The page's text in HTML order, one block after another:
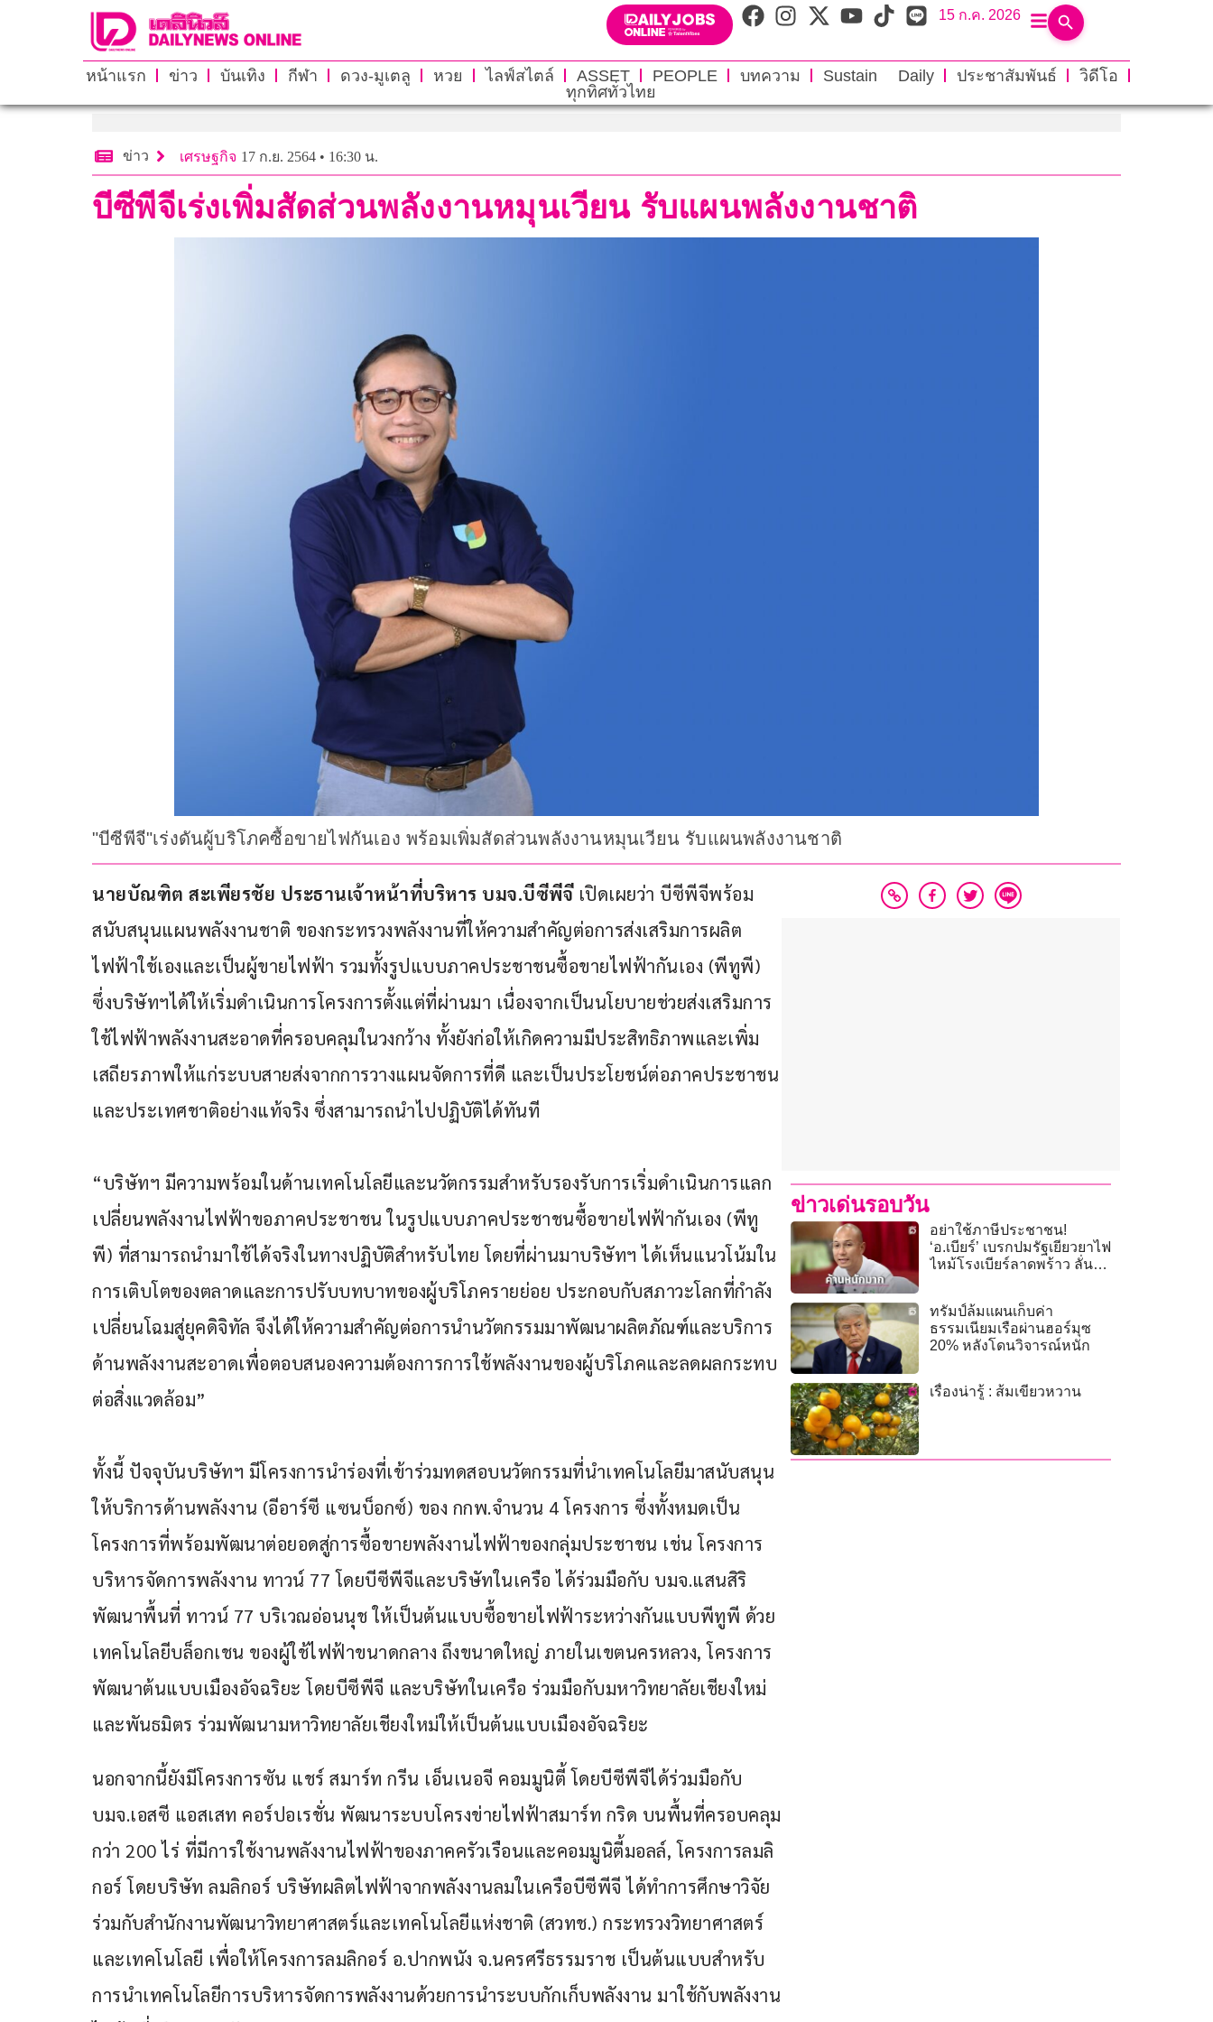
15 ก.ค. 2026
หน้าแรก ข่าว บันเทิง กีฬา ดวง-มูเตลู หวย ไลฟ์สไตล์ ASSET PEOPLE บทความ Sustain Daily ประชาสัมพันธ์
วิดีโอ
ทุกทิศทั่วไทย
ข่าว เศรษฐกิจ 17 ก.ย. 2564 • 16:30 น.
บีซีพีจีเร่งเพิ่มสัดส่วนพลังงานหมุนเวียน รับแผนพลังงานชาติ
"บีซีพีจี"เร่งดันผู้บริโภคซื้อขายไฟกันเอง พร้อมเพิ่มสัดส่วนพลังงานหมุนเวียน รับแผนพลังงานชาติ
นายบัณฑิต สะเพียรชัย ประธานเจ้าหน้าที่บริหาร บมจ.บีซีพีจี เปิดเผยว่า บีซีพีจีพร้อม
สนับสนุนแผนพลังงานชาติ ของกระทรวงพลังงานที่ให้ความสำคัญต่อการส่งเสริมการผลิต
ไฟฟ้าใช้เองและเป็นผู้ขายไฟฟ้า รวมทั้งรูปแบบภาคประชาชนซื้อขายไฟฟ้ากันเอง (พีทูพี)
ซึ่งบริษัทฯได้ให้เริ่มดำเนินการโครงการตั้งแต่ที่ผ่านมา เนื่องจากเป็นนโยบายช่วยส่งเสริมการ
ใช้ไฟฟ้าพลังงานสะอาดที่ครอบคลุมในวงกว้าง ทั้งยังก่อให้เกิดความมีประสิทธิภาพและเพิ่ม
เสถียรภาพให้แก่ระบบสายส่งจากการวางแผนจัดการที่ดี และเป็นประโยชน์ต่อภาคประชาชน
และประเทศชาติอย่างแท้จริง ซึ่งสามารถนำไปปฏิบัติได้ทันที
“บริษัทฯ มีความพร้อมในด้านเทคโนโลยีและนวัตกรรมสำหรับรองรับการเริ่มดำเนินการแลก
เปลี่ยนพลังงานไฟฟ้าขอภาคประชาชน ในรูปแบบภาคประชาชนซื้อขายไฟฟ้ากันเอง (พีทู
พี) ที่สามารถนำมาใช้ได้จริงในทางปฏิบัติสำหรับไทย โดยที่ผ่านมาบริษัทฯ ได้เห็นแนวโน้มใน
การเติบโตของตลาดและการปรับบทบาทของผู้บริโภครายย่อย ประกอบกับสภาวะโลกที่กำลัง
เปลี่ยนโฉมสู่ยุคดิจิทัล จึงได้ให้ความสำคัญต่อการนำนวัตกรรมมาพัฒนาผลิตภัณฑ์และบริการ
ด้านพลังงานสะอาดเพื่อตอบสนองความต้องการการใช้พลังงานของผู้บริโภคและลดผลกระทบ
ต่อสิ่งแวดล้อม”
ทั้งนี้ ปัจจุบันบริษัทฯ มีโครงการนำร่องที่เข้าร่วมทดสอบนวัตกรรมที่นำเทคโนโลยีมาสนับสนุน
ให้บริการด้านพลังงาน (อีอาร์ซี แซนบ็อกซ์) ของ กกพ.จำนวน 4 โครงการ ซึ่งทั้งหมดเป็น
โครงการที่พร้อมพัฒนาต่อยอดสู่การซื้อขายพลังงานไฟฟ้าของกลุ่มประชาชน เช่น โครงการ
บริหารจัดการพลังงาน ทาวน์ 77 โดยบีซีพีจีและบริษัทในเครือ ได้ร่วมมือกับ บมจ.แสนสิริ
พัฒนาพื้นที่ ทาวน์ 77 บริเวณอ่อนนุช ให้เป็นต้นแบบซื้อขายไฟฟ้าระหว่างกันแบบพีทูพี ด้วย
เทคโนโลยีบล็อกเชน ของผู้ใช้ไฟฟ้าขนาดกลาง ถึงขนาดใหญ่ ภายในเขตนครหลวง, โครงการ
พัฒนาต้นแบบเมืองอัจฉริยะ โดยบีซีพีจี และบริษัทในเครือ ร่วมมือกับมหาวิทยาลัยเชียงใหม่
และพันธมิตร ร่วมพัฒนามหาวิทยาลัยเชียงใหม่ให้เป็นต้นแบบเมืองอัจฉริยะ
นอกจากนี้ยังมีโครงการซัน แชร์ สมาร์ท กรีน เอ็นเนอจี คอมมูนิตี้ โดยบีซีพีจีได้ร่วมมือกับ
บมจ.เอสซี แอสเสท คอร์ปอเรชั่น พัฒนาระบบโครงข่ายไฟฟ้าสมาร์ท กริด บนพื้นที่ครอบคลุม
กว่า 200 ไร่ ที่มีการใช้งานพลังงานไฟฟ้าของภาคครัวเรือนและคอมมูนิตี้มอลล์, โครงการลมลิ
กอร์ โดยบริษัท ลมลิกอร์ บริษัทผลิตไฟฟ้าจากพลังงานลมในเครือบีซีพีจี ได้ทำการศึกษาวิจัย
ร่วมกับสำนักงานพัฒนาวิทยาศาสตร์และเทคโนโลยีแห่งชาติ (สวทช.) กระทรวงวิทยาศาสตร์
และเทคโนโลยี เพื่อให้โครงการลมลิกอร์ อ.ปากพนัง จ.นครศรีธรรมราช เป็นต้นแบบสำหรับ
การนำเทคโนโลยีการบริหารจัดการพลังงานด้วยการนำระบบกักเก็บพลังงาน มาใช้กับพลังงาน
ข่าวเด่นรอบวัน
อย่าใช้ภาษีประชาชน!
‘อ.เบียร์’ เบรกปมรัฐเยียวยาไฟ
ไหม้โรงเบียร์ลาดพร้าว ลั่น
ทรัมป์ล้มแผนเก็บค่า
ธรรมเนียมเรือผ่านฮอร์มุซ
20% หลังโดนวิจารณ์หนัก
เรื่องน่ารู้ : ส้มเขียวหวาน